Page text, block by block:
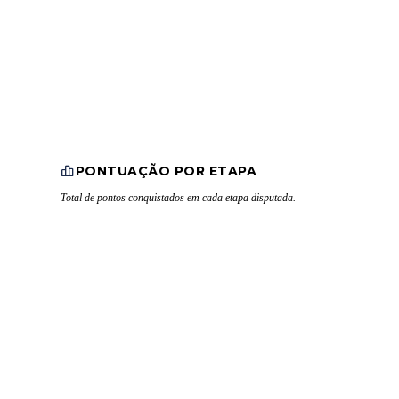
PONTUAÇÃO POR ETAPA
Total de pontos conquistados em cada etapa disputada.